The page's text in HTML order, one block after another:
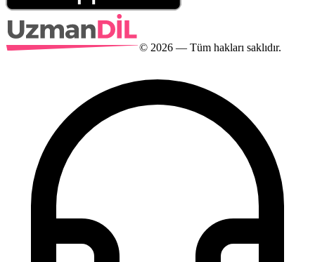
© 2026 — Tüm hakları saklıdır.